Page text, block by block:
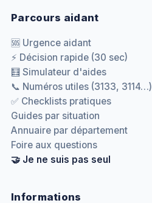
Parcours aidant
🆘 Urgence aidant
⚡ Décision rapide (30 sec)
🧮 Simulateur d'aides
📞 Numéros utiles (3133, 3114…)
✅ Checklists pratiques
Guides par situation
Annuaire par département
Foire aux questions
🤝 Je ne suis pas seul
Informations